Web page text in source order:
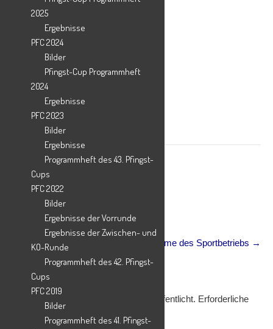
Teilen mit:
Facebook
WhatsApp
Drucken
Tanz und Turnen
navigation
Drei Fragen an Sigfried Mindrup
Wiederaufnahme des Sportbetriebs →
Schreibe einen Kommentar
Deine E-Mail-Adresse wird nicht veröffentlicht. Erforderliche
2025
Ergebnisse
PFC 2024
Bilder
Pfingst-Cup Programmheft
2024
Ergebnisse
PFC 2023
Bilder
Ergebnisse
Programmheft des 43. Pfingst-
Cups
PFC 2022
Bilder
Ergebnisse der Vorrunde
Ergebnisse der Zwischen- und
KO-Runde
Programmheft des 42. Pfingst-
Cups
PFC 2019
Bilder
Programmheft des 41. Pfingst-